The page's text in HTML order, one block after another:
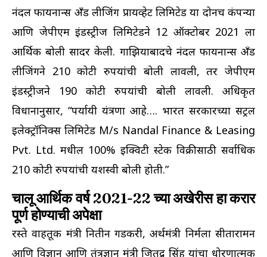
नंदल फायनान्स अँड लीजिंग प्रायव्हेट लिमिटेड या दोनच कंपन्या
आणि जेपीएम इंडस्ट्रीज लिमिटेडने 12 ऑक्टोबर 2021 ला
आर्थिक बोली सादर केली. गाझियाबादचे नंदल फायनान्स अँड
लीजिंगने 210 कोटी रुपयांची बोली लावली, तर जेपीएम
इंडस्ट्रीजने 190 कोटी रुपयांची बोली लावली. अधिकृत
विधानानुसार, “पर्यायी यंत्रणा आहे…. भारत सरकारच्या सेंट्रल
इलेक्ट्रॉनिक्स लिमिटेड M/s Nandal Finance & Leasing
Pvt. Ltd. मधील 100% इक्विटी स्टेक विक्रीसाठी सर्वाधिक
210 कोटी रुपयांची यशस्वी बोली होती.”
चालू आर्थिक वर्ष 2021-22 च्या अखेरीस हा करार
पूर्ण होण्याची अपेक्षा
रस्ते वाहतूक मंत्री नितीन गडकरी, अर्थमंत्री निर्मला सीतारामन
आणि विज्ञान आणि तंत्रज्ञान मंत्री जितेंद्र सिंह यांचा धोरणात्मक